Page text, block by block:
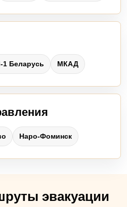
1 Беларусь МКАД
Наро-Фоминск
эвакуации